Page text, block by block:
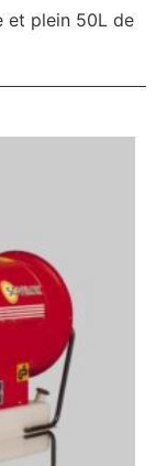
et plein 50L de